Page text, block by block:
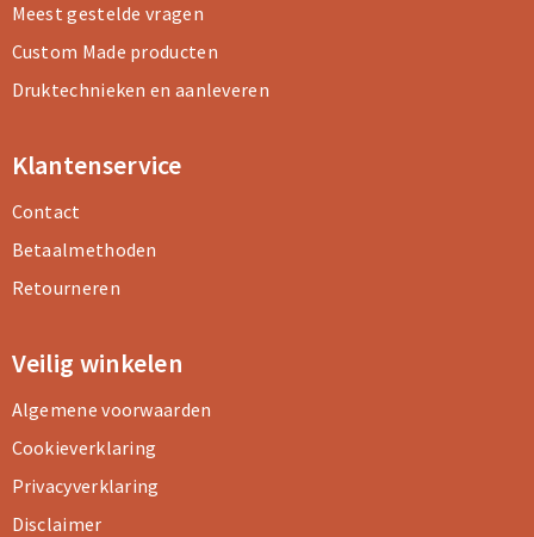
Meest gestelde vragen
Custom Made producten
Druktechnieken en aanleveren
Klantenservice
Contact
Betaalmethoden
Retourneren
Veilig winkelen
Algemene voorwaarden
Cookieverklaring
Privacyverklaring
Disclaimer